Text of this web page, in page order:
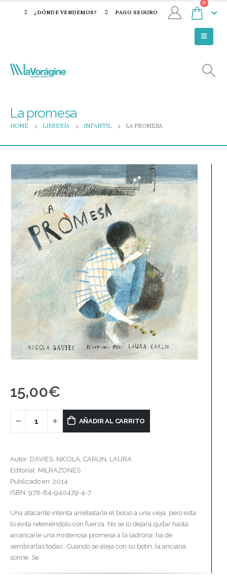
¿DÓNDE VENDEMOS? PAGO SEGURO
0
La promesa
HOME LIBRERÍA INFANTIL LA PROMESA
15,00€
AÑADIR AL CARRITO
Autor: DAVIES, NICOLA; CARLIN, LAURA
Editorial: MILRAZONES
Publicado en: 2014
ISBN: 978-84-940479-4-7
Una atacante intenta arrebatarle el bolso a una vieja, pero esta
lo evita reteniéndolo con fuerza. No se lo dejará quitar hasta
arrancarle una misteriosa promesa a la ladrona: ha de
sembrarlas todas . Cuando se aleja con su botín, la anciana
sonríe. Se